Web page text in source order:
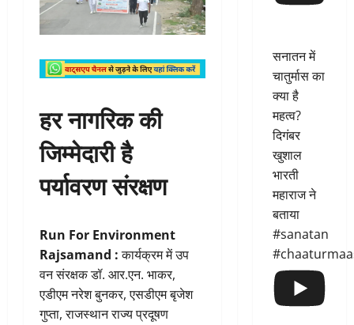
हर नागरिक की
जिम्मेदारी है
पर्यावरण संरक्षण
Run For Environment
Rajsamand :कार्यक्रम में उप
वन संरक्षक डॉ. आर.एन. भाकर,
एडीएम नरेश बुनकर, एसडीएम बृजेश
गुप्ता, राजस्थान राज्य प्रदूषण
सनातन में
चातुर्मास का
क्या है
महत्व?
दिगंबर
खुशाल
भारती
महाराज ने
बताया
#sanatan